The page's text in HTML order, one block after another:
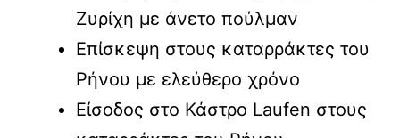
Ζυρίχη με άνετο πούλμαν
Επίσκεψη στους καταρράκτες του
Ρήνου με ελεύθερο χρόνο
Είσοδος στο Κάστρο Laufen στους